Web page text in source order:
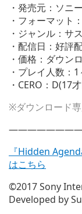
・発売元：ソニ
・フォーマット
・ジャンル：サ
・配信日：好評
・価格：ダウン
・プレイ人数：1
・CERO：D(17
※ダウンロード
『Hidden
はこちら
©2017 Sony
Developed by